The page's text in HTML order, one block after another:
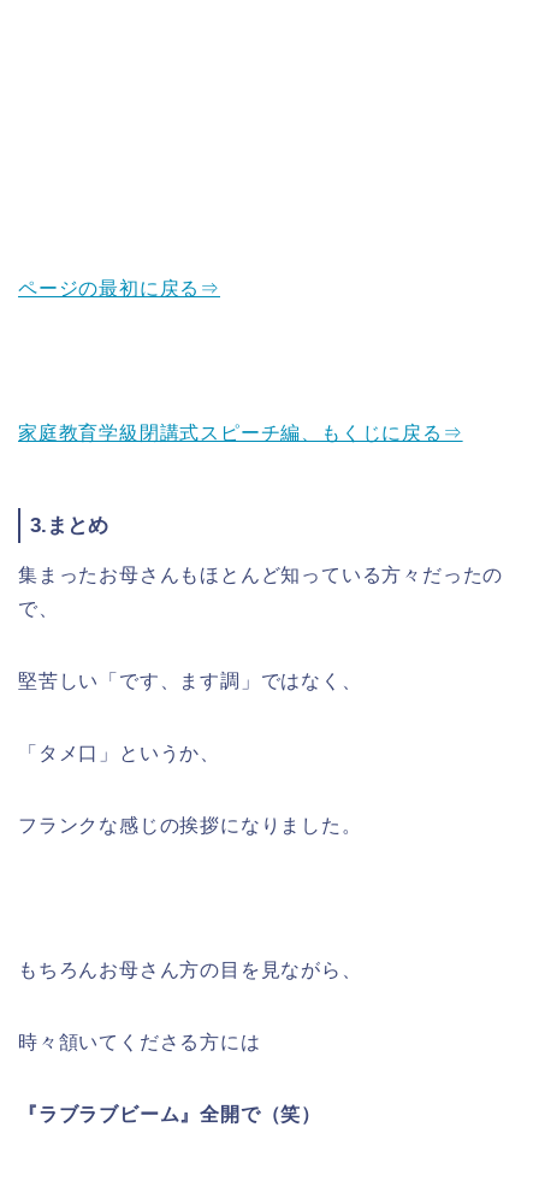
ページの最初に戻る⇒
家庭教育学級閉講式スピーチ編、もくじに戻る⇒
3.まとめ
集まったお母さんもほとんど知っている方々だったの
で、
堅苦しい「です、ます調」ではなく、
「タメ口」というか、
フランクな感じの挨拶になりました。
もちろんお母さん方の目を見ながら、
時々頷いてくださる方には
『ラブラブビーム』全開で（笑）